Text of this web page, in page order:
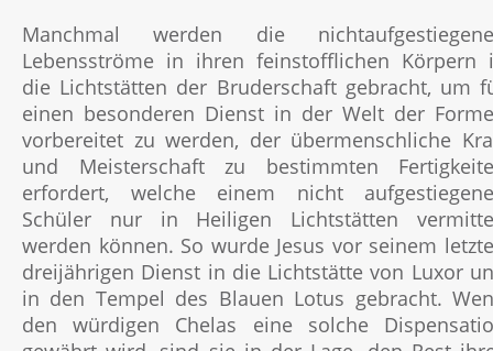
Manchmal werden die
Lebensströme in ihren feinstofflichen Körpern
die Lichtstätten der Bruderschaft gebracht, um
einen besonderen Dienst in der Welt der
vorbereitet zu werden, der übermenschliche
und Meisterschaft zu bestimmten
erfordert, welche einem nicht
Schüler nur in Heiligen Lichtstätten
werden können. So wurde Jesus vor seinem
dreijährigen Dienst in die Lichtstätte von Luxor
in den Tempel des Blauen Lotus gebracht.
den würdigen Chelas eine solche